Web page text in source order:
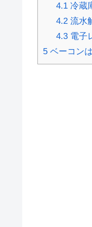
4.1冷蔵
4.2流水
4.3電子
5 ベーコン